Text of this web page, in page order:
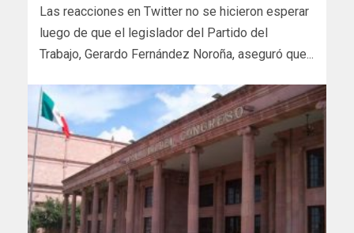
Las reacciones en Twitter no se hicieron esperar
luego de que el legislador del Partido del
Trabajo, Gerardo Fernández Noroña, aseguró que...